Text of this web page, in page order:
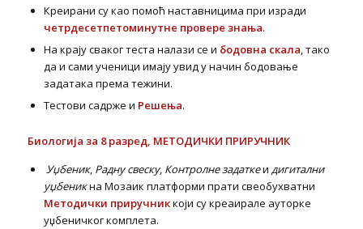
Креирани су као помоћ наставницима при изради
четрдесетпетоминутне провере знања.
На крају сваког теста налази се и бодовна скала, тако
да и сами ученици имају увид у начин бодовање
задатака према тежини.
Тестови садрже и Решења.
Биологија за 8 разред, МЕТОДИЧКИ ПРИРУЧНИК
Уџбеник, Радну свеску, Контролне задаткеи дигитални
уџбеникна Мозаик платформи прати свеобухватни
Методички приручниккоји су креаирале ауторке
уџбеничког комплета.